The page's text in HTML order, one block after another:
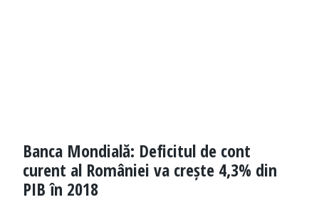
Banca Mondială: Deficitul de cont
curent al României va crește 4,3% din
PIB în 2018